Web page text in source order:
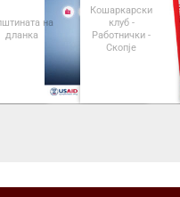
на
дланка
Кошаркарски
клуб -
Работнички -
Скопје